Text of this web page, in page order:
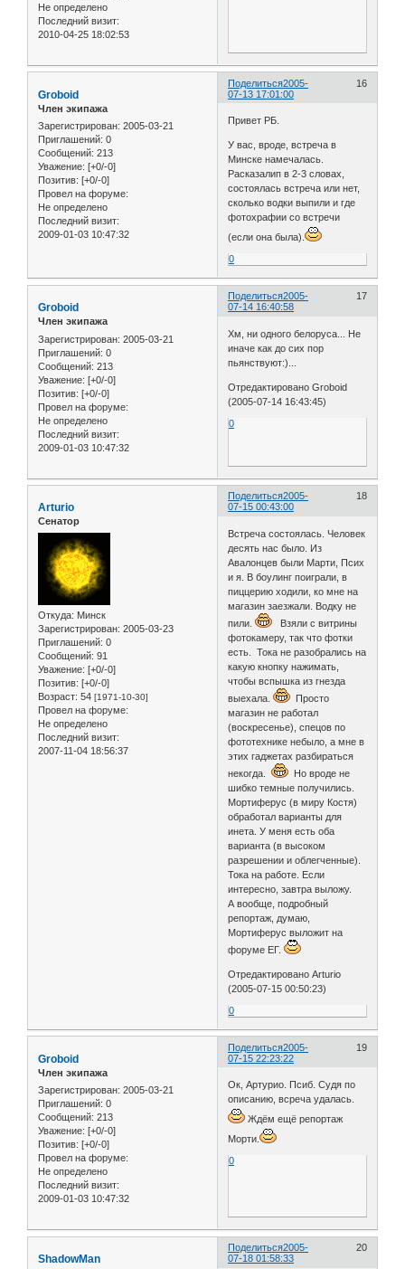
Не определено
Последний визит:
2010-04-25 18:02:53
Поделиться 16
2005-
07-13 17:01:00
Groboid
Член экипажа
Зарегистрирован: 2005-03-21
Приглашений: 0
Сообщений: 213
Уважение: [+0/-0]
Позитив: [+0/-0]
Провел на форуме:
Не определено
Последний визит:
2009-01-03 10:47:32
Привет РБ.
У вас, вроде, встреча в
Минске намечалась.
Расказалип в 2-3 словах,
состоялась встреча или нет,
сколько водки выпили и где
фотохрафии со встречи
(если она была).
0
Поделиться 17
2005-
07-14 16:40:58
Groboid
Член экипажа
Зарегистрирован: 2005-03-21
Приглашений: 0
Сообщений: 213
Уважение: [+0/-0]
Позитив: [+0/-0]
Провел на форуме:
Не определено
Последний визит:
2009-01-03 10:47:32
Хм, ни одного белоруса... Не
иначе как до сих пор
пьянствуют:)...
Отредактировано Groboid
(2005-07-14 16:43:45)
0
Поделиться 18
2005-
07-15 00:43:00
Arturio
Сенатор
Откуда: Минск
Зарегистрирован: 2005-03-23
Приглашений: 0
Сообщений: 91
Уважение: [+0/-0]
Позитив: [+0/-0]
Возраст: 54 [1971-10-30]
Провел на форуме:
Не определено
Последний визит:
2007-11-04 18:56:37
Встреча состоялась. Человек
десять нас было. Из
Авалонцев были Марти, Псих
и я. В боулинг поиграли, в
пиццерию ходили, ко мне на
магазин заезжали. Водку не
пили.
Взяли с витрины
фотокамеру, так что фотки
есть. Тока не разобрались на
какую кнопку нажимать,
чтобы вспышка из гнезда
выехала.
Просто
магазин не работал
(воскресенье), спецов по
фототехнике небыло, а мне в
этих гаджетах разбираться
некогда.
Но вроде не
шибко темные получились.
Мортиферус (в миру Костя)
обработал варианты для
инета. У меня есть оба
варианта (в высоком
разрешении и облегченные).
Тока на работе. Если
интересно, завтра выложу.
А вообще, подробный
репортаж, думаю,
Мортиферус выложит на
форуме ЕГ.
Отредактировано Arturio
(2005-07-15 00:50:23)
0
Поделиться 19
2005-
07-15 22:23:22
Groboid
Член экипажа
Зарегистрирован: 2005-03-21
Приглашений: 0
Сообщений: 213
Уважение: [+0/-0]
Позитив: [+0/-0]
Провел на форуме:
Не определено
Последний визит:
2009-01-03 10:47:32
Ок, Артурио. Псиб. Судя по
описанию, всреча удалась.
Ждём ещё репортаж
Морти.
0
Поделиться 20
2005-
07-18 01:58:33
ShadowMan